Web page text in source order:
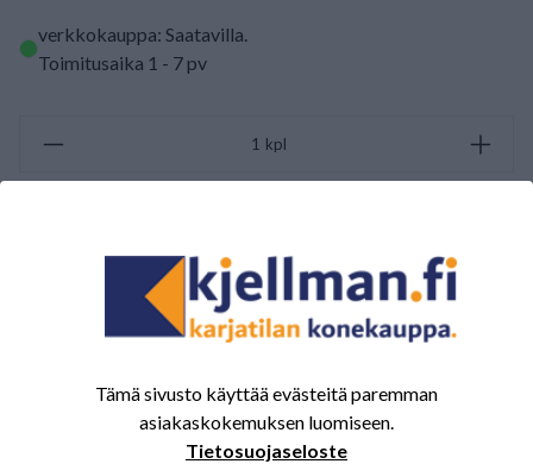
verkkokauppa: Saatavilla.
Toimitusaika 1 - 7 pv
kpl
ARVOSTELUJEN YHTEENVETO
Tämä sivusto käyttää evästeitä paremman
asiakaskokemuksen luomiseen.
Tietosuojaseloste